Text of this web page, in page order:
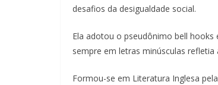
desafios da desigualdade social.
Ela adotou o pseudônimo bell
sempre em letras minúsculas
Formou-se em Literatura Inglesa